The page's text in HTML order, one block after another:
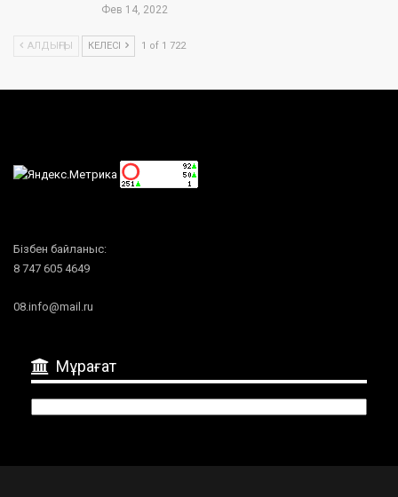
Фев 14, 2022
АЛДЫҢҒЫ КЕЛЕСІ 1 of 1 722
Бізбен байланыс:
8 747 605 4649
08.info@mail.ru
Мұрағат